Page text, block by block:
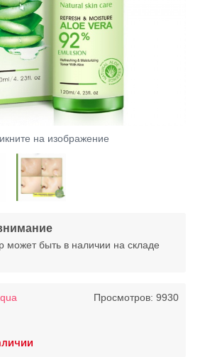
на изображение
может быть в наличии на складе
Просмотров: 9930